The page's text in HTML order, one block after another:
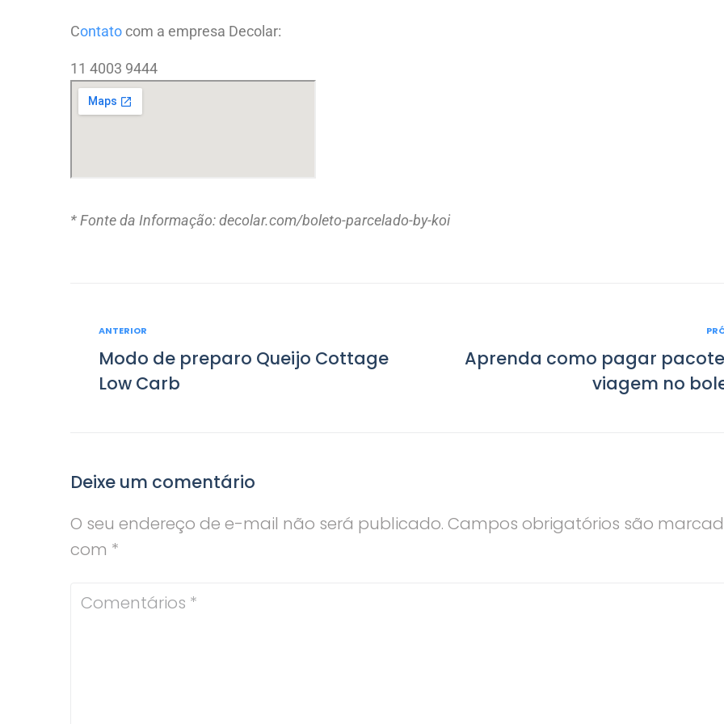
Contato com a empresa Decolar:
11 4003 9444
* Fonte da Informação: decolar.com/boleto-parcelado-by-koi
g
a
ç
o
A
n
t
o
r
ANTERIOR
Modo de preparo Queijo Cottage
Low Carb
Aprenda como pagar
viagem no
Deixe um comentário
O seu endereço de e-mail não será publicado. Campos obrigatórios são
com *